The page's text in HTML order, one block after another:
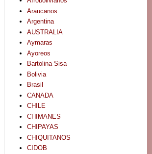
Araucanos
Argentina
AUSTRALIA
Aymaras
Ayoreos
Bartolina Sisa
Bolivia
Brasil
CANADA
CHILE
CHIMANES
CHIPAYAS
CHIQUITANOS
CIDOB